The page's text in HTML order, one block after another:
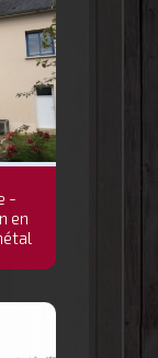
-
en